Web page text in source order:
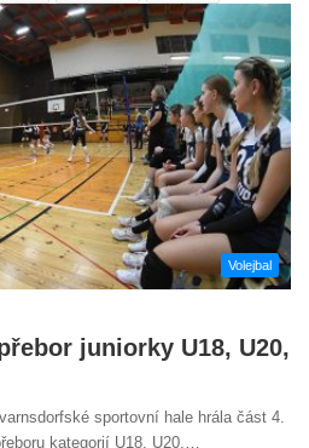
Volejbal
juniorky U18, U20,
sportovní hale hrála část 4.
kategorií U18, U20,…